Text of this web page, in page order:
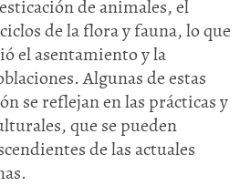
de animales, el
de la flora y fauna, lo que
el asentamiento y la
Algunas de estas
se reflejan en las prácticas y
que se pueden
de las actuales